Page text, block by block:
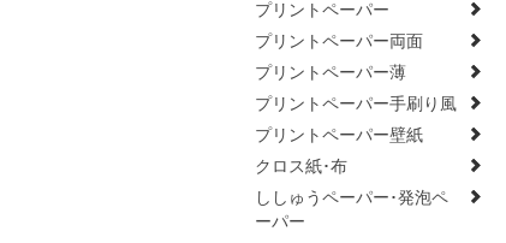
プリントペーパー
プリントペーパー両面
プリントペーパー薄
プリントペーパー手刷り風
プリントペーパー壁紙
クロス紙･布
ししゅうペーパー･発泡ペ
ーパー